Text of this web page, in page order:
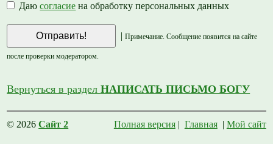
Даюсогласие на обработку персональных данных
| Примечание. Сообщение появится на сайте
после проверки модератором.
Вернуться в разделНАПИСАТЬ ПИСЬМО БОГУ
© 2026Сайт 2 Полная версия| Главная| Мой сайт